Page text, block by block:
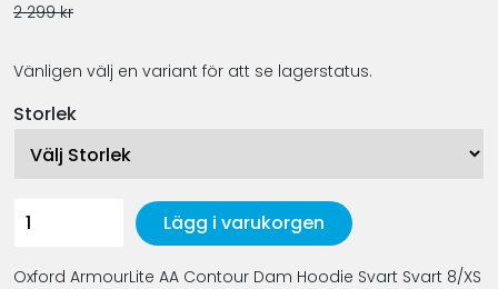
2 299 kr
Vänligen välj en variant för att se lagerstatus.
Storlek
Lägg i varukorgen
Oxford ArmourLite AA Contour Dam Hoodie Svart Svart 8/XS